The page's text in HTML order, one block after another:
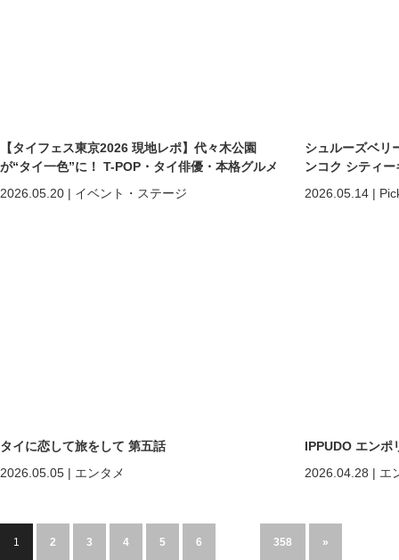
【タイフェス東京2026 現地レポ】代々木公園
が“タイ一色”に！ T-POP・タイ俳優・本格グルメ
2026.05.20 | イベント・ステージ
シュルーズベリ
ンコク シティ
2026.05.14 |
タイに恋して旅をして 第五話
2026.05.05 | エンタメ
IPPUDO エンポ
2026.04.28 | エ
1 2 3 4 5 6 358 »